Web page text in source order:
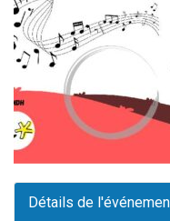
Détails de